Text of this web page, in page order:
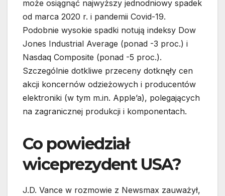
może osiągnąć najwyższy jednodniowy spadek
od marca 2020 r. i pandemii Covid-19.
Podobnie wysokie spadki notują indeksy Dow
Jones Industrial Average (ponad -3 proc.) i
Nasdaq Composite (ponad -5 proc.).
Szczególnie dotkliwe przeceny dotknęły cen
akcji koncernów odzieżowych i producentów
elektroniki (w tym m.in. Apple’a), polegających
na zagranicznej produkcji i komponentach.
Co powiedział
wiceprezydent USA?
J.D. Vance w rozmowie z Newsmax zauważył,